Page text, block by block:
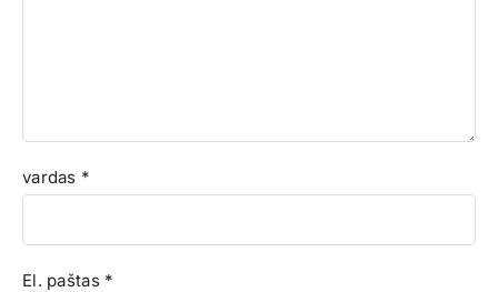
vardas *
El. paštas *